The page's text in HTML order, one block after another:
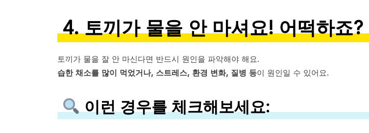
4. 토끼가 물을 안 마셔요! 어떡하죠?
토끼가 물을 잘 안 마신다면 반드시 원인을 파악해야 해요.
습한 채소를 많이 먹었거나, 스트레스, 환경 변화, 질병 등이 원인일 수 있어요.
이런 경우를 체크해보세요: